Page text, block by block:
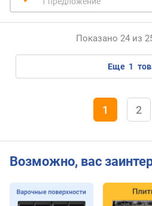
Показано 24 из
еще 1
1 2
Возможно, вас